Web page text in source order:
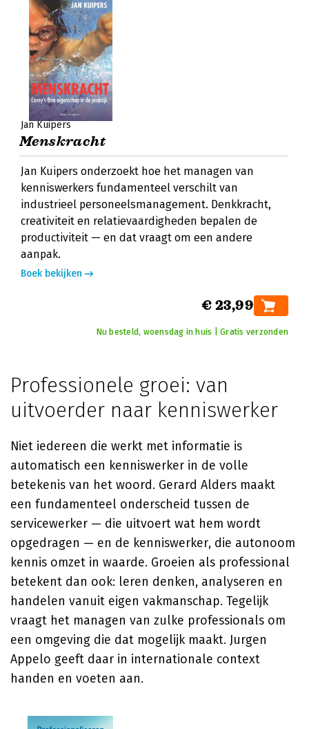
Jan Kuipers
Menskracht
Jan Kuipers onderzoekt hoe het managen van
kenniswerkers fundamenteel verschilt van
industrieel personeelsmanagement. Denkkracht,
creativiteit en relatievaardigheden bepalen de
productiviteit — en dat vraagt om een andere
aanpak.
Boek bekijken
€ 23,99
Nu besteld, woensdag in huis | Gratis verzonden
Professionele groei: van
uitvoerder naar kenniswerker
Niet iedereen die werkt met informatie is
automatisch een kenniswerker in de volle
betekenis van het woord. Gerard Alders maakt
een fundamenteel onderscheid tussen de
servicewerker — die uitvoert wat hem wordt
opgedragen — en de kenniswerker, die autonoom
kennis omzet in waarde. Groeien als professional
betekent dan ook: leren denken, analyseren en
handelen vanuit eigen vakmanschap. Tegelijk
vraagt het managen van zulke professionals om
een omgeving die dat mogelijk maakt. Jurgen
Appelo geeft daar in internationale context
handen en voeten aan.